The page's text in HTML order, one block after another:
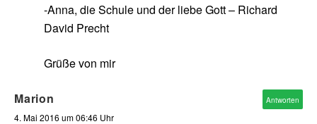
-Anna, die Schule und der liebe Gott – Richard
David Precht
Grüße von mir
Marion
4. Mai 2016 um 06:46 Uhr
Antworten